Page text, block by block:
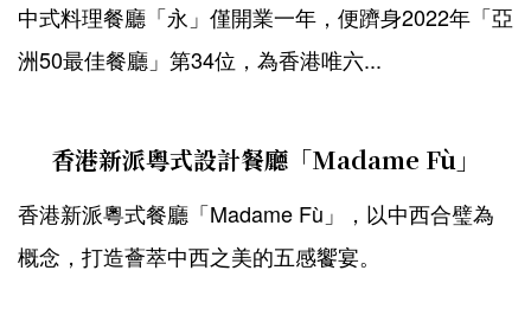
中式料理餐廳「永」僅開業一年，便躋身2022年「亞
洲50最佳餐廳」第34位，為香港唯六...
香港新派粵式設計餐廳「Madame Fù」
香港新派粵式餐廳「Madame Fù」，以中西合璧為
概念，打造薈萃中西之美的五感饗宴。